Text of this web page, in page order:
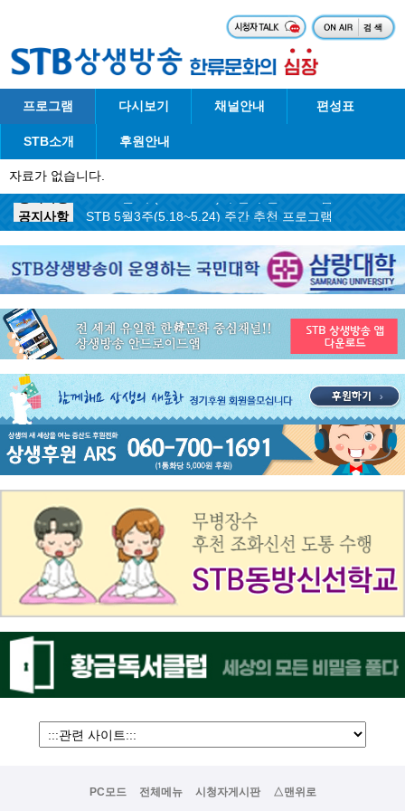
프로그램 다시보기 채널안내 편성표
STB소개 후원안내
자료가 없습니다.
공지사항 ON AIR 서비스 장애 복구 안내
공지사항
STB 5월4주(5.25~5.31) 주간 추천 프로그램
공지사항
STB 5월3주(5.18~5.24) 주간 추천 프로그램
공지사항
STB 4월마지막주(4.27~5.3) 주간 추천 프로그램
STB 4월4주(4.20~4.26) 주간 추천 프로그램
공지사항
STB 4월2주(4.6~4.12) 주간 추천 프로그램
공지사항
STB 4월1주(3.30~4.5) 주간 추천 프로그램
공지사항
STB 3월4주(3.23~3.29) 주간 추천 프로그램
PC모드 전체메뉴 시청자게시판 △맨위로